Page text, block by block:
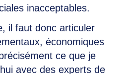
inacceptables.
il faut donc articuler
économiques
ce que je
avec des experts de